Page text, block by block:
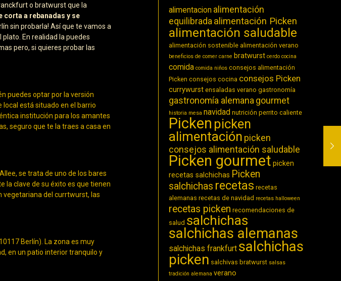
o bratwurst que la
corta a rebanadas y se
sin probarla! Así que te vamos a
En realidad la puedes
pero, si quieres probar las
puedes optar por la versión
local está situado en el barrio
institución para los amantes
seguro que te la traes a casa en
se trata de uno de los bares
la clave de su éxito es que tienen
vegetariana del currtwurst, las
Berlín). La zona es muy
en un patio interior tranquilo y
alimentacion alimentación
equilibrada alimentación Picken
alimentación saludable
alimentación sostenible alimentación verano
beneficios de comer carne bratwurst cerdo cocina
comida comida niños consejos alimentación
Picken consejos cocina consejos Picken
currywurst ensaladas verano gastronomía
gastronomía alemana gourmet
historia mesa navidad nutrición perrito caliente
Picken picken
alimentación picken
consejos alimentación saludable
Picken gourmet picken
recetas salchichas Picken
salchichas recetas recetas
alemanas recetas de navidad recetas halloween
recetas picken recomendaciones de
salud salchichas
salchichas alemanas
salchichas frankfurt salchichas
picken salchivas bratwurst salsas
tradición alemana verano